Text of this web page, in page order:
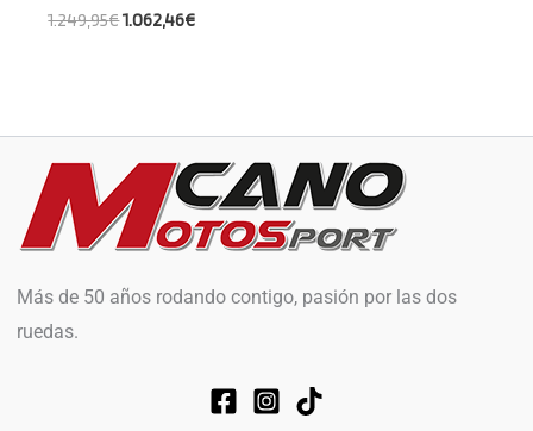
1.249,95€1.062,46€
Más de 50 años rodando contigo, pasión por las dos
ruedas.